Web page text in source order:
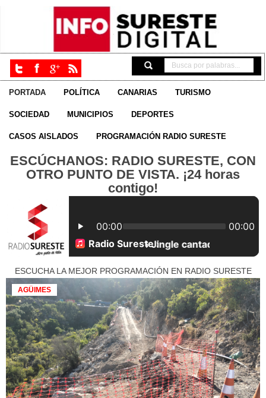
PORTADA POLÍTICA CANARIAS TURISMO
SOCIEDAD MUNICIPIOS DEPORTES
CASOS AISLADOS PROGRAMACIÓN RADIO SURESTE
ESCÚCHANOS: RADIO SURESTE, CON
OTRO PUNTO DE VISTA. ¡24 horas
contigo!
ESCUCHA LA MEJOR PROGRAMACIÓN EN RADIO SURESTE
AGÜIMES